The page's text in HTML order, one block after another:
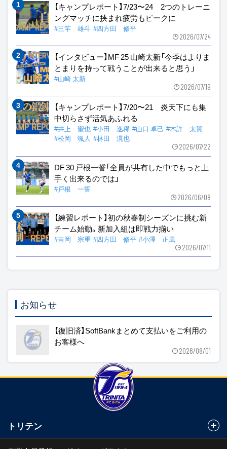
【キャンプレポート】7/23〜24 2つのトレーニ
ングマッチに挟まれ疲労もピークに
#三竿 雄斗 #四方田 修平
2026/07/24
【インタビュー】MF 25 山崎太新「今季はよりま
とまりを持って戦うことが出来ると思う」
#山崎 太新
2026/07/19
【キャンプレポート】7/20〜21 炎天下にも集
中切らさず活気あふれる
#井上 聖也 #小田 逸稀 #山口 卓己 #木許 太賀
#松岡 颯人 #林田 滉也
2026/07/22
DF 30 戸根一誓「全員が共有した中でもっと上
手く出来るのでは」
#戸根 一誓
2026/06/08
【練習レポート】初の秋春制シーズンに挑む新
チーム始動。新加入組は即戦力揃い
#吉岡 宗重 #四方田 修平 #小澤 正風
2026/07/11
お知らせ
【復旧済】SoftBankまとめて支払いをご利用の
お客様へ
2026/08/01
トリテン